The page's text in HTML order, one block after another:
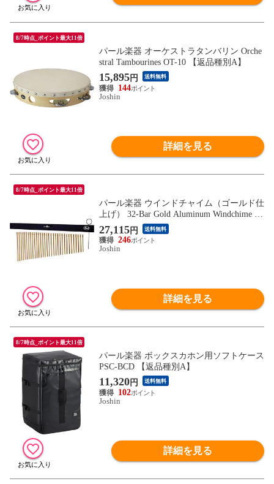
8/7時点_ポイント最大11倍
パール楽器 オーケストラタンバリン Orche
stral Tambourines OT-10 【返品種別A】
15,895円 送料無料
144
Joshin
詳細を見る
8/7時点_ポイント最大11倍
パール楽器 ウインドチャイム（ゴールド仕
上げ） 32-Bar Gold Aluminum Windchime P
WCH-3220G 【返品種別A】
27,115円 送料無料
246
Joshin
詳細を見る
8/7時点_ポイント最大11倍
パール楽器 ボックスカホン用ソフトケース
PSC-BCD 【返品種別A】
11,320円 送料無料
102
Joshin
詳細を見る